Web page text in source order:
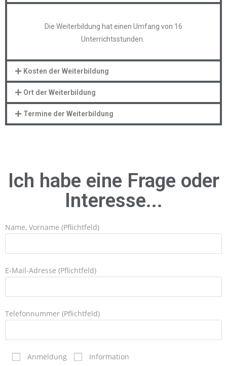
Die Weiterbildung hat einen Umfang von 16
Unterrichtsstunden.
Kosten der Weiterbildung
Ort der Weiterbildung
Termine der Weiterbildung
Ich habe eine Frage oder
Interesse...
Name, Vorname (Pflichtfeld)
E-Mail-Adresse (Pflichtfeld)
Telefonnummer (Pflichtfeld)
Anmeldung Information